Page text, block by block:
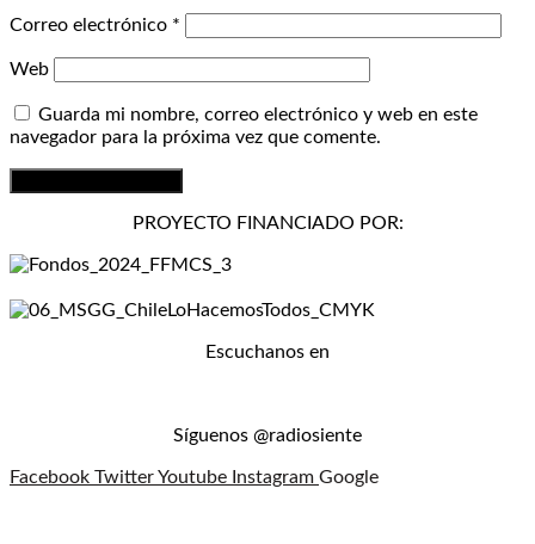
Correo electrónico *
Web
Guarda mi nombre, correo electrónico y web en este
navegador para la próxima vez que comente.
PROYECTO FINANCIADO POR:
Escuchanos en
Síguenos @radiosiente
Facebook TwitterYoutube Instagram Google